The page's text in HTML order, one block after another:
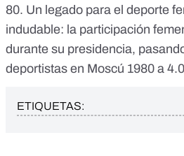
80. Un legado para el deporte
indudable: la participación
durante su presidencia,
deportistas en Moscú 1980 a
ETIQUETAS: